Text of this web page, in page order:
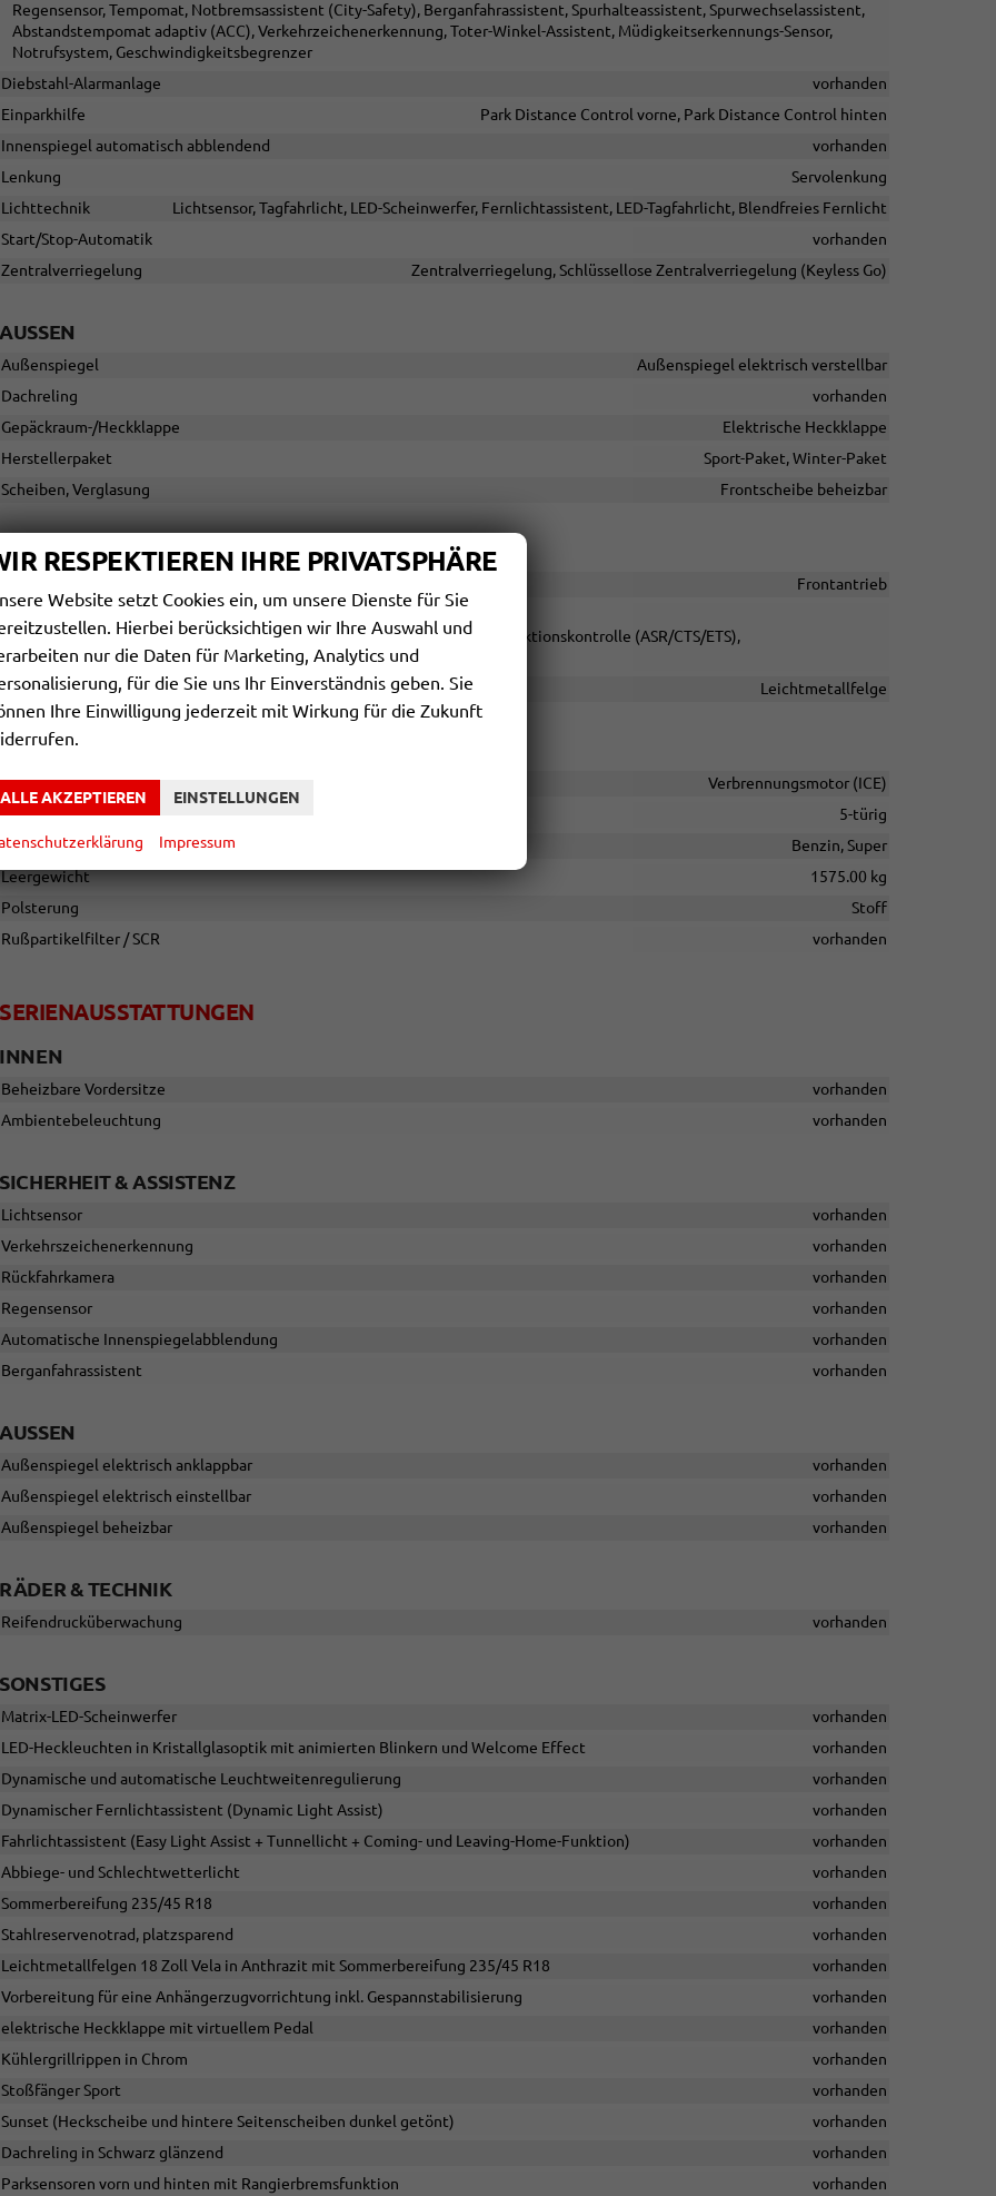
Regensensor, Tempomat, Notbremsassistent (City-Safety), Berganfahrassistent, Spurhalteassistent, Spurwechselassistent,
Abstandstempomat adaptiv (ACC), Verkehrzeichenerkennung, Toter-Winkel-Assistent, Müdigkeitserkennungs-Sensor,
Notrufsystem, Geschwindigkeitsbegrenzer
Diebstahl-Alarmanlage
vorhanden
Einparkhilfe
Park Distance Control vorne, Park Distance Control hinten
Innenspiegel automatisch abblendend
vorhanden
Lenkung
Servolenkung
Lichttechnik
Lichtsensor, Tagfahrlicht, LED-Scheinwerfer, Fernlichtassistent, LED-Tagfahrlicht, Blendfreies Fernlicht
Start/Stop-Automatik
vorhanden
Zentralverriegelung
Zentralverriegelung, Schlüssellose Zentralverriegelung (Keyless Go)
AUSSEN
Außenspiegel
Außenspiegel elektrisch verstellbar
Dachreling
vorhanden
Gepäckraum-/Heckklappe
Elektrische Heckklappe
Herstellerpaket
Sport-Paket, Winter-Paket
Scheiben, Verglasung
Frontscheibe beheizbar
RÄDER & TECHNIK
Frontantrieb
Antiblockiersystem (ABS), Elektronisches Stabilitäts-Programm (ESP), Traktionskontrolle (ASR/CTS/ETS),
Reifendruckkontrolle
Felgentyp
Leichtmetallfelge
SONSTIGES
Antriebsart
Verbrennungsmotor (ICE)
Anzahl Türen
5-türig
Kraftstoff: unterstützte
Benzin, Super
Leergewicht
1575.00 kg
Polsterung
Stoff
Rußpartikelfilter / SCR
vorhanden
SERIENAUSSTATTUNGEN
INNEN
Beheizbare Vordersitze
vorhanden
Ambientebeleuchtung
vorhanden
SICHERHEIT & ASSISTENZ
Lichtsensor
vorhanden
Verkehrszeichenerkennung
vorhanden
Rückfahrkamera
vorhanden
Regensensor
vorhanden
Automatische Innenspiegelabblendung
vorhanden
Berganfahrassistent
vorhanden
AUSSEN
Außenspiegel elektrisch anklappbar
vorhanden
Außenspiegel elektrisch einstellbar
vorhanden
Außenspiegel beheizbar
vorhanden
RÄDER & TECHNIK
Reifendrucküberwachung vorhanden
SONSTIGES
Matrix-LED-Scheinwerfer
vorhanden
LED-Heckleuchten in Kristallglasoptik mit animierten Blinkern und Welcome Effect
vorhanden
Dynamische und automatische Leuchtweitenregulierung
vorhanden
Dynamischer Fernlichtassistent (Dynamic Light Assist)
vorhanden
Fahrlichtassistent (Easy Light Assist + Tunnellicht + Coming- und Leaving-Home-Funktion)
vorhanden
Abbiege- und Schlechtwetterlicht
vorhanden
Sommerbereifung 235/45 R18
vorhanden
Stahlreservenotrad, platzsparend
vorhanden
Leichtmetallfelgen 18 Zoll Vela in Anthrazit mit Sommerbereifung 235/45 R18
vorhanden
Vorbereitung für eine Anhängerzugvorrichtung inkl. Gespannstabilisierung
vorhanden
elektrische Heckklappe mit virtuellem Pedal
vorhanden
Kühlergrillrippen in Chrom
vorhanden
Stoßfänger Sport
vorhanden
Sunset (Heckscheibe und hintere Seitenscheiben dunkel getönt)
vorhanden
Dachreling in Schwarz glänzend
vorhanden
Parksensoren vorn und hinten mit Rangierbremsfunktion
vorhanden
RESPEKTIEREN IHRE PRIVATSPHÄRE
Website setzt Cookies ein, um unsere Dienste für Sie
Hierbei berücksichtigen wir Ihre Auswahl und
nur die Daten für Marketing, Analytics und
für die Sie uns Ihr Einverständnis geben. Sie
Ihre Einwilligung jederzeit mit Wirkung für die Zukunft
ALLE AKZEPTIEREN EINSTELLUNGEN
Impressum